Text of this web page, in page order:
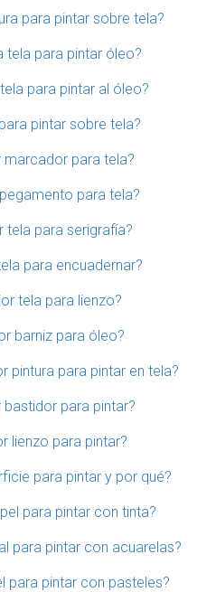
para pintar sobre tela?
tela para pintar óleo?
para pintar al óleo?
pintar sobre tela?
marcador para tela?
para tela?
tela para serigrafía?
para encuadernar?
tela para lienzo?
barniz para óleo?
pintura para pintar en tela?
bastidor para pintar?
lienzo para pintar?
para pintar y por qué?
para pintar con tinta?
para pintar con acuarelas?
para pintar con pasteles?